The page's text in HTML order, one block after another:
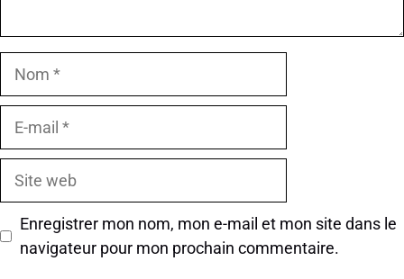
Site
Enregistrer mon nom, mon e-mail et mon site dans le
navigateur pour mon prochain commentaire.